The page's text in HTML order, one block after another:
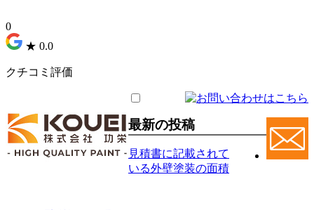
0
★ 0.0
クチコミ評価
最新の投稿
見積書に記載されて
いる外壁塗装の面積